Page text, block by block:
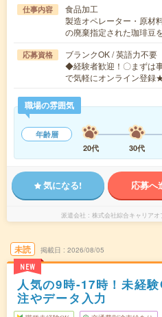
仕事内容
食品加工
製造オペレーター・原材
の廃棄指定された珈琲豆
応募資格
ブランクOK / 英語力不要
◆経験者歓迎！〇まずは
で気軽にオンライン登
職場の雰囲気
年齢層
20代
30代
気になる! 応募へ
派遣会社 株式会社綜合キャリア
未読
NEW
掲載日 2026/08/05
人気の9時-17時！未経
注やデータ入力